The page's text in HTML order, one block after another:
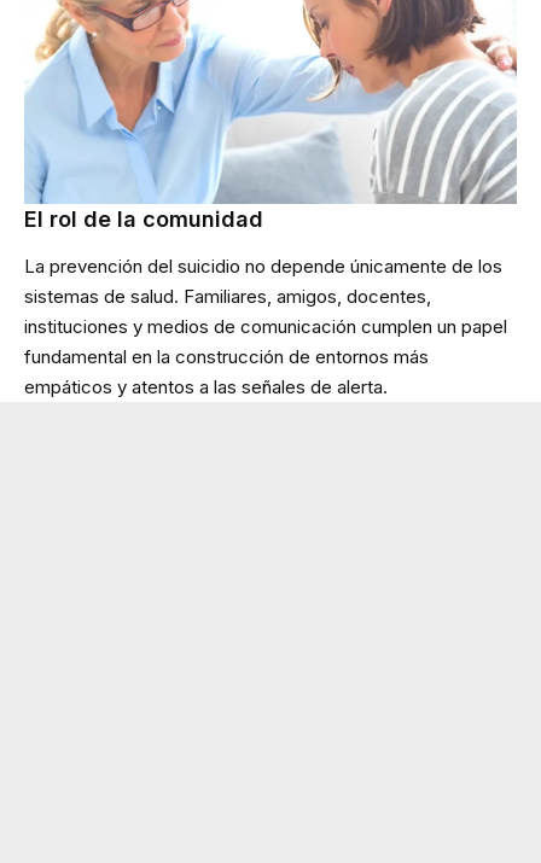
El rol de la comunidad
La prevención del suicidio no depende únicamente de los
sistemas de salud. Familiares, amigos, docentes,
instituciones y medios de comunicación cumplen un papel
fundamental en la construcción de entornos más
empáticos y atentos a las señales de alerta.